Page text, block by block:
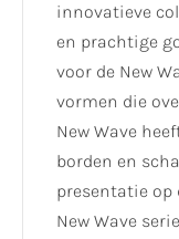
innovatieve
en prachtige
voor de New
vormen die
New Wave
borden en
presentatie op
New Wave